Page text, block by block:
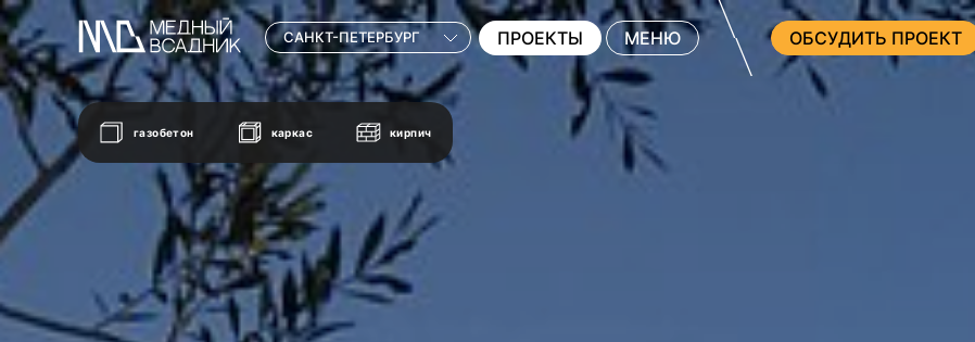
САНКТ-ПЕТЕРБУРГ ПРОЕКТЫ МЕНЮ ОБСУДИТЬ ПРОЕКТ
газобетон каркас кирпич